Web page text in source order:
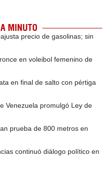
MINUTO
precio de gasolinas; sin
en voleibol femenino de
en final de salto con pértiga
Venezuela promulgó Ley de
prueba de 800 metros en
continuó diálogo político en